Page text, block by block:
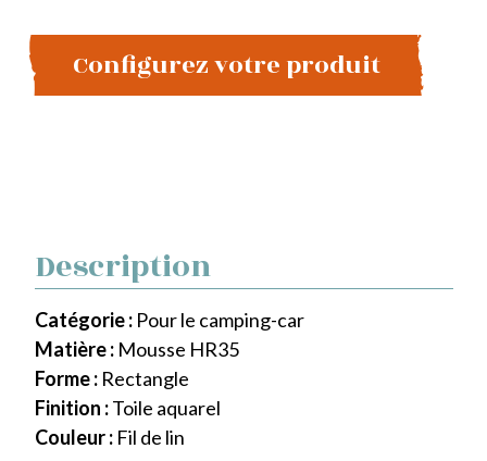
Configurez votre produit
Description
Catégorie : Pour le camping-car
Matière : Mousse HR35
Forme : Rectangle
Finition :Toile aquarel
Couleur : Fil de lin